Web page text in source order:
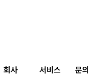
회사 서비스 문의